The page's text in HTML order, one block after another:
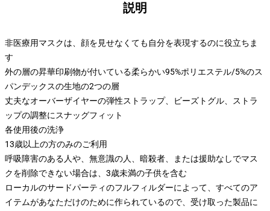
説明
非医療用マスクは、顔を見せなくても自分を表現するのに役立ちま
す
外の層の昇華印刷物が付いている柔らかい95%ポリエステル/5%のス
パンデックスの生地の2つの層
丈夫なオーバーザイヤーの弾性ストラップ、ビーズトグル、ストラ
ップの調整にスナッグフィット
各使用後の洗浄
13歳以上の方のみのご利用
呼吸障害のある人や、無意識の人、暗殺者、または援助なしでマス
クを削除できない場合は、3歳未満の子供を含む
ローカルのサードパーティのフルフィルダーによって、すべてのア
イテムがあなただけのために作られているので、受け取った製品に